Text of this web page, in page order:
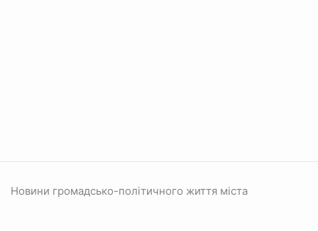
Новини громадсько-політичного життя міста